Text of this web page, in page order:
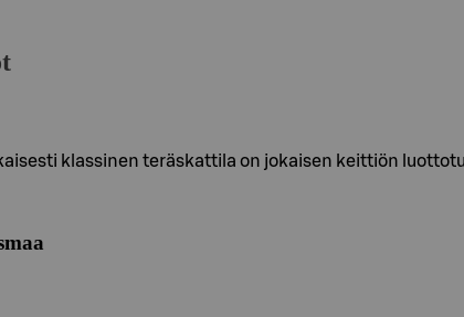
klassinen teräskattila on jokaisen keittiön